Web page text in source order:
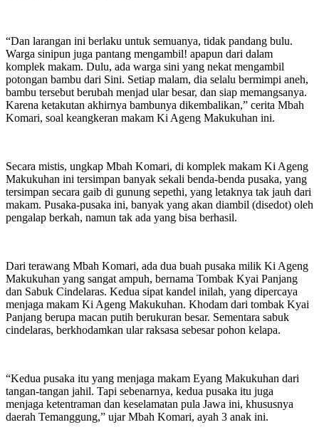
“Dan larangan ini berlaku untuk semuanya, tidak pandang bulu.
Warga sinipun juga pantang mengambil! apapun dari dalam
komplek makam. Dulu, ada warga sini yang nekat mengambil
potongan bambu dari Sini. Setiap malam, dia selalu bermimpi aneh,
bambu tersebut berubah menjad ular besar, dan siap memangsanya.
Karena ketakutan akhirnya bambunya dikembalikan,” cerita Mbah
Komari, soal keangkeran makam Ki Ageng Makukuhan ini.
Secara mistis, ungkap Mbah Komari, di komplek makam Ki Ageng
Makukuhan ini tersimpan banyak sekali benda-benda pusaka, yang
tersimpan secara gaib di gunung sepethi, yang letaknya tak jauh dari
makam. Pusaka-pusaka ini, banyak yang akan diambil (disedot) oleh
pengalap berkah, namun tak ada yang bisa berhasil.
Dari terawang Mbah Komari, ada dua buah pusaka milik Ki Ageng
Makukuhan yang sangat ampuh, bernama Tombak Kyai Panjang
dan Sabuk Cindelaras. Kedua sipat kandel inilah, yang dipercaya
menjaga makam Ki Ageng Makukuhan. Khodam dari tombak Kyai
Panjang berupa macan putih berukuran besar. Sementara sabuk
cindelaras, berkhodamkan ular raksasa sebesar pohon kelapa.
“Kedua pusaka itu yang menjaga makam Eyang Makukuhan dari
tangan-tangan jahil. Tapi sebenarnya, kedua pusaka itu juga
menjaga ketentraman dan keselamatan pula Jawa ini, khususnya
daerah Temanggung,” ujar Mbah Komari, ayah 3 anak ini.